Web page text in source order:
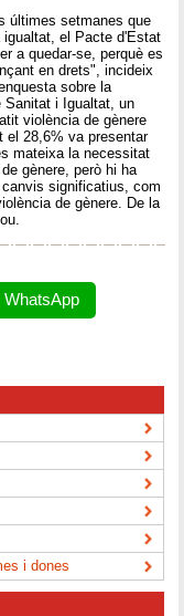
últimes setmanes que
igualtat, el Pacte d'Estat
a quedar-se, perquè es
en drets", incideix
sobre la
Sanitat i Igualtat, un
violència de gènere
el 28,6% va presentar
mateixa la necessitat
gènere, però hi ha
significatius, com
de gènere. De la
WhatsApp
i dones